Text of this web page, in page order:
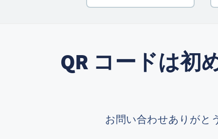
QR コードは初
お問い合わせありがと